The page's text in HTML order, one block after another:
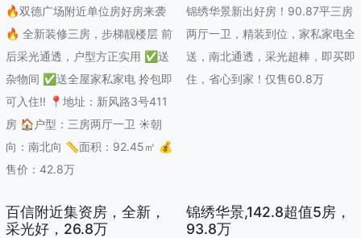
🔥双德广场附近单位房好房来袭
🔥 全新装修三房，步梯靓楼层 前
后采光通透，户型方正实用 ✅送
杂物间 ✅送全屋家私家电 拎包即
可入住‼️ 📍地址：新风路3号411
房 🏠户型：三房两厅一卫 ☀️朝
向：南北向 📏面积：92.45㎡ 💰
售价：42.8万
锦绣华景新出好房！90.87平三房
两厅一卫，精装到位，家私家电全
送，南北通透，采光超棒，即买即
住，省心到家！仅售60.8万
百信附近集资房，全新，
采光好，26.8万
锦绣华景,142.8超值5房，
93.8万